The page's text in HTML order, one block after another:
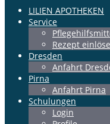
LILIEN APOTHEKEN
Service
Rezept
Dresden
Anfahrt
Pirna
Anfahrt Pirna
Schulungen
Login